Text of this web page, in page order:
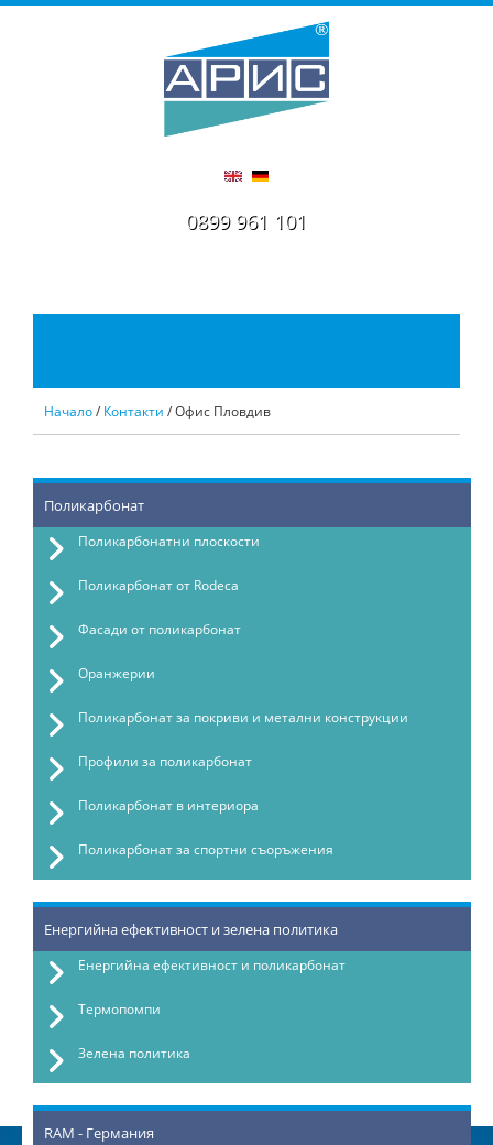
0899 961 101
Начало/ Контакти / Офис Пловдив
Поликарбонат
Поликарбонатни плоскости
Поликарбонат от Rodeca
Фасади от поликарбонат
Оранжерии
Поликарбонат за покриви и метални конструкции
Профили за поликарбонат
Поликарбонат в интериора
Поликарбонат за спортни съоръжения
Енергийна ефективност и зелена политика
Енергийна ефективност и поликарбонат
Термопомпи
Зелена политика
RAM - Германия